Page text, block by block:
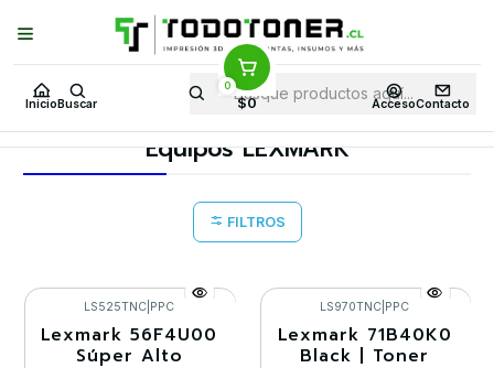
Inicio Buscar
0
$0 AccesoContacto
Puedes Elegir: Comprar enTienda· Despachoa Todo Chile · Retiro en
Tienda en24 Horas
Inicio Toner y tambor Toner Alternativo LEXMARK
Equipos LEXMARK
Equipos LEXMARK
FILTROS
-30%
LS525TNC PPC
Lexmark 56F4U00
Súper Alto
-30%
LS970TNC PPC
Lexmark 71B40K0
Black | Toner